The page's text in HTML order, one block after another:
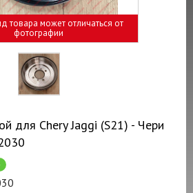
товара может отличаться от
фотографии
для Chery Jaggi (S21) - Чери